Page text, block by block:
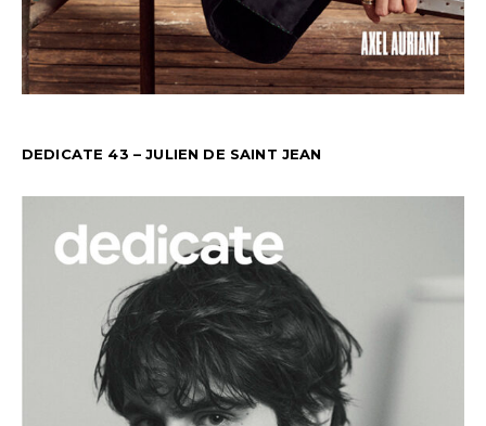
DEDICATE 43 – JULIEN DE SAINT JEAN